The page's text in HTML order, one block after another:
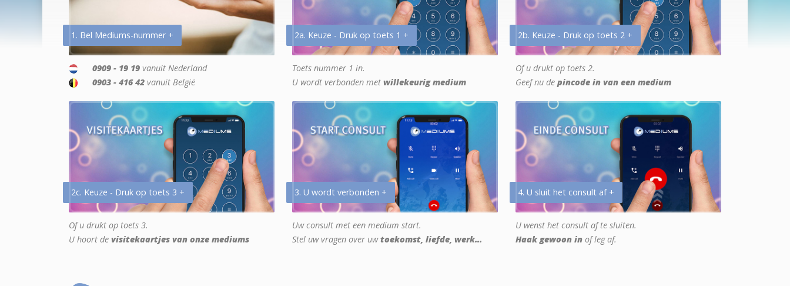
1. Bel Mediums-nummer +
0909 - 19 19 vanuit Nederland
0903 - 416 42 vanuit België
2a. Keuze - Druk op toets 1 +
Toets nummer 1 in.
U wordt verbonden met willekeurig medium
2b. Keuze - Druk op toets 2 +
Of u drukt op toets 2.
Geef nu de pincode in van een medium
2c. Keuze - Druk op toets 3 +
Of u drukt op toets 3.
U hoort de visitekaartjes van onze mediums
3. U wordt verbonden +
Uw consult met een medium start.
Stel uw vragen over uwtoekomst, liefde, werk...
4. U sluit het consult af +
U wenst het consult af te sluiten.
Haak gewoon in of leg af.